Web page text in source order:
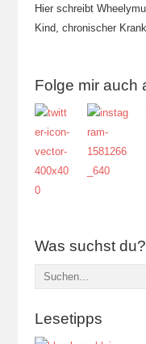
Hier schreibt
Kind, chronischer
Folge mir auch
Was suchst du?
Lesetipps